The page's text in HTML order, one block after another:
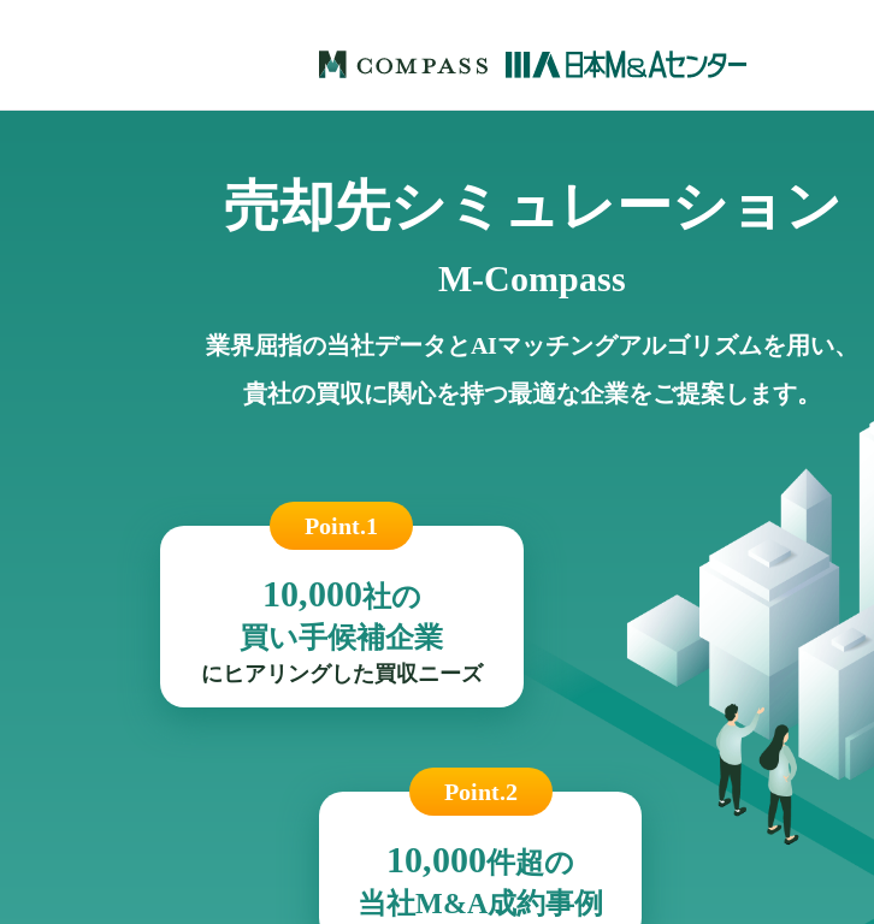
売却先シミュレーション
M-Compass
業界屈指の当社データとAIマッチングアルゴリズムを用い、
貴社の買収に関心を持つ最適な企業をご提案します。
Point.1
10,000社の
買い手候補企業
にヒアリングした買収ニーズ
Point.2
10,000件超の
当社M&A成約事例